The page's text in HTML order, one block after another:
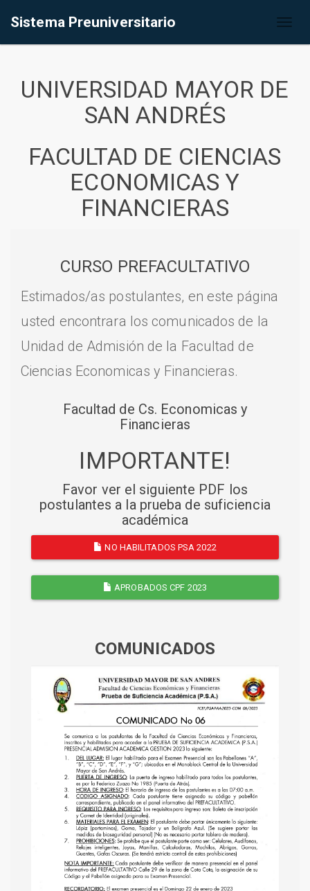
Sistema Preuniversitario
UNIVERSIDAD MAYOR DE
SAN ANDRÉS
FACULTAD DE CIENCIAS
ECONOMICAS Y
FINANCIERAS
CURSO PREFACULTATIVO
Estimados/as postulantes, en este página
usted encontrara los comunicados de la
Unidad de Admisión de la Facultad de
Ciencias Economicas y Financieras.
Facultad de Cs. Economicas y
Financieras
IMPORTANTE!
Favor ver el siguiente PDF los
postulantes a la prueba de suficiencia
académica
NO HABILITADOS PSA 2022
APROBADOS CPF 2023
COMUNICADOS